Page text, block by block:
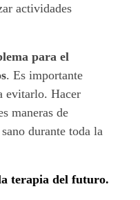
actividades
para el
. Es importante
evitarlo. Hacer
maneras de
durante toda la
terapia del futuro.